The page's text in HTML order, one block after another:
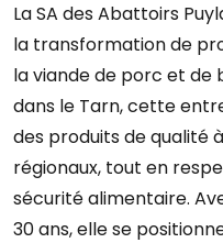
La SA des Abattoirs
la transformation de
la viande de porc et de
dans le Tarn, cette
des produits de qualité
régionaux, tout en
sécurité alimentaire.
30 ans, elle se